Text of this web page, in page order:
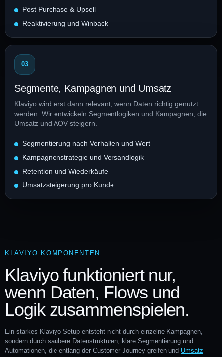
Post Purchase & Upsell
Reaktivierung und Winback
03
Segmente, Kampagnen und Umsatz
Klaviyo wird erst dann relevant, wenn Daten richtig genutzt
werden. Wir entwickeln Segmentlogiken und Kampagnen, die
Umsatz und AOV steigern.
Segmentierung nach Verhalten und Wert
Kampagnenstrategie und Versandlogik
Retention und Wiederkäufe
Umsatzsteigerung pro Kunde
KLAVIYO KOMPONENTEN
Klaviyo funktioniert nur,
wenn Daten, Flows und
Logik zusammenspielen.
Ein starkes Klaviyo Setup entsteht nicht durch einzelne Kampagnen,
sondern durch saubere Datenstrukturen, klare Segmentierung und
Automationen, die entlang der Customer Journey greifen und Umsatz